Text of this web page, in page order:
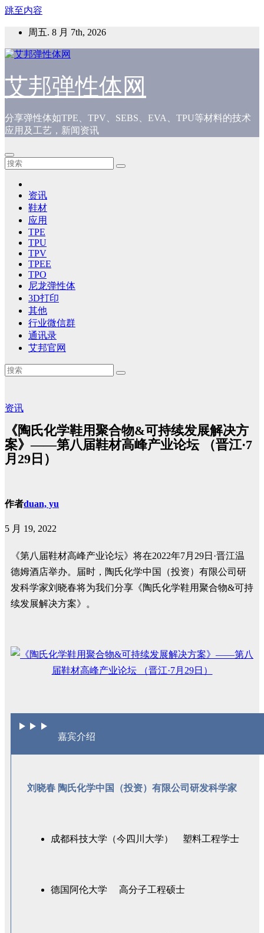
跳至内容
周五. 8 月 7th, 2026
艾邦弹性体网
分享弹性体如TPE、TPV、SEBS、EVA、TPU等材料的技术
应用及工艺，新闻资讯
资讯
鞋材
应用
TPE
TPU
TPV
TPEE
TPO
尼龙弹性体
3D打印
其他
行业微信群
通讯录
艾邦官网
资讯
《陶氏化学鞋用聚合物&可持续发展解决方
案》——第八届鞋材高峰产业论坛 （晋江·7
月29日）
作者duan, yu
5 月 19, 2022
《第八届鞋材高峰产业论坛》将在2022年7月29日·晋江温
德姆酒店举办。届时，陶氏化学中国（投资）有限公司研
发科学家刘晓春将为我们分享《陶氏化学鞋用聚合物&可持
续发展解决方案》。
嘉宾介绍
刘晓春 陶氏化学中国（投资）有限公司研发科学家
成都科技大学（今四川大学） 塑料工程学士
德国阿伦大学 高分子工程硕士